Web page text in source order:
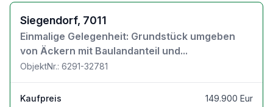
Zu den Objektdetails
Siegendorf, 7011
Einmalige Gelegenheit: Grundstück umgeben
von Äckern mit Baulandanteil und...
ObjektNr.: 6291-32781
Kaufpreis 149.900 Eur